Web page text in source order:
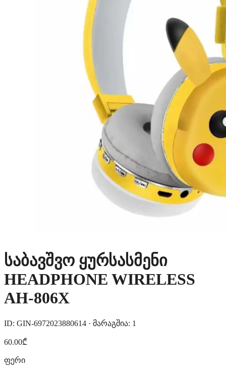
საბავშვო ყურსასმენი
HEADPHONE WIRELESS
AH-806X
ID: GIN-6972023880614 · მარაგშია: 1
60.00₾
ფერი